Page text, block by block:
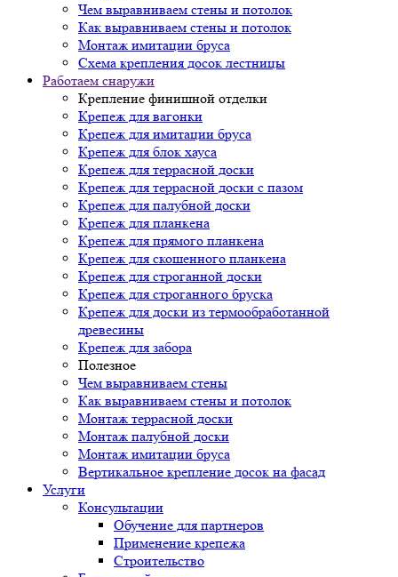
Чем выравниваем стены и потолок
Как выравниваем стены и потолок
Монтаж имитации бруса
Схема крепления досок лестницы
Работаем снаружи
Крепление финишной отделки
Крепеж для вагонки
Крепеж для имитации бруса
Крепеж для блок хауса
Крепеж для террасной доски
Крепеж для террасной доски с пазом
Крепеж для палубной доски
Крепеж для планкена
Крепеж для прямого планкена
Крепеж для скошенного планкена
Крепеж для строганной доски
Крепеж для строганного бруска
Крепеж для доски из термообработанной
древесины
Крепеж для забора
Полезное
Чем выравниваем стены
Как выравниваем стены и потолок
Монтаж террасной доски
Монтаж палубной доски
Монтаж имитации бруса
Вертикальное крепление досок на фасад
Услуги
Консультации
Обучение для партнеров
Применение крепежа
Строительство